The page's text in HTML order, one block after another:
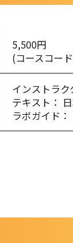
5,500円
(コースコー
インストラ
テキスト：
ラボガイド